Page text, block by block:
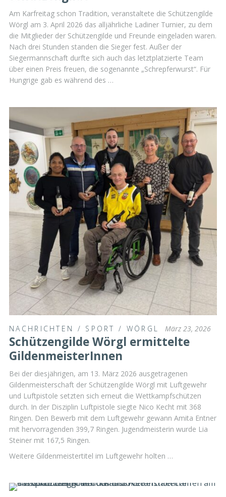
Am Karfreitag schon Tradition, veranstaltete die Schützengilde
Wörgl am 3. April 2026 das alljährliche Ladiner Turnier, zu dem
die Mitglieder der Schützengilde und Freunde eingeladen waren.
Nach drei Stunden standen die Sieger fest. Außer der
Siegermannschaft durfte sich auch das letztplatzierte Team
über einen Preis freuen, die sogenannte „Schrepferwurst“. Für
Hungrige gab es während des …
NACHRICHTEN / SPORT / WÖRGL März 23, 2026
Schützengilde Wörgl ermittelte
GildenmeisterInnen
Bei der diesjährigen, am 13. März 2026 ausgetragenen
Gildenmeisterschaft der Schützengilde Wörgl mit Luftgewehr
und Luftpistole setzten sich erneut die Wettkampfschützen
durch. In der Disziplin Luftpistole siegte Nico Kecht mit 368
Ringen. Den Bewerb mit dem Luftgewehr gewann Amita Entner
mit hervorragenden 399,7 Ringen. Jugendmeisterin wurde Lia
Steiner mit 167,5 Ringen.
Weitere Gildenmeistertitel im Luftgewehr holten …